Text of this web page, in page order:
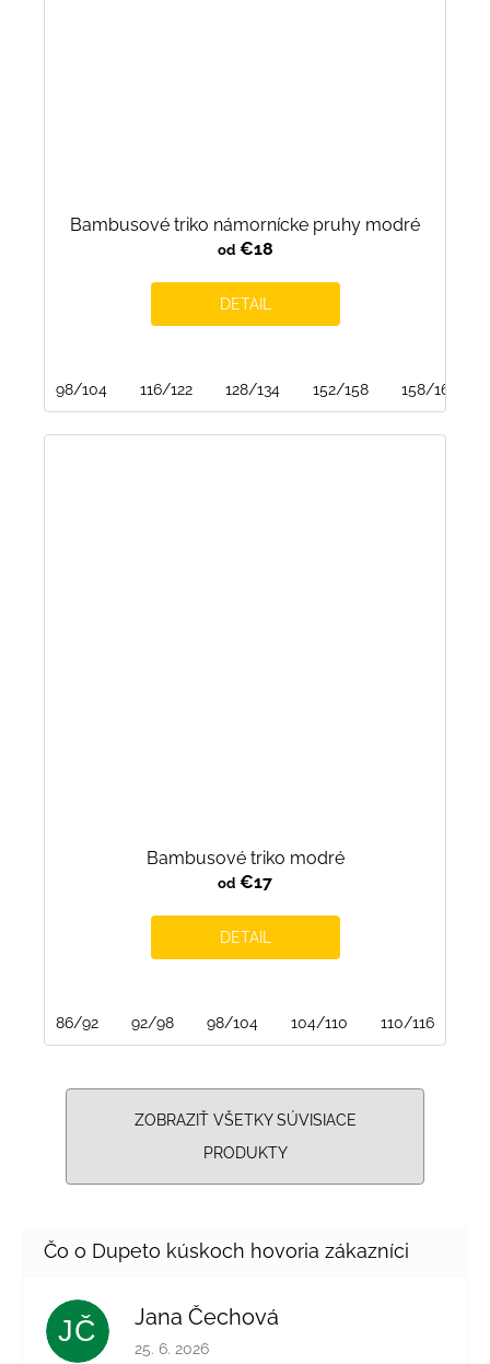
Bambusové triko námornícke pruhy modré
od€18
DETAIL
98/104 116/122 128/134 152/158 158/164
Bambusové triko modré
od €17
DETAIL
86/92 92/98 98/104 104/110 110/116
ZOBRAZIŤ VŠETKY SÚVISIACE
PRODUKTY
JČ Jana Čechová
Hodnotenie obchodu je 5 z 5 hviezdičiek.
25. 6. 2026